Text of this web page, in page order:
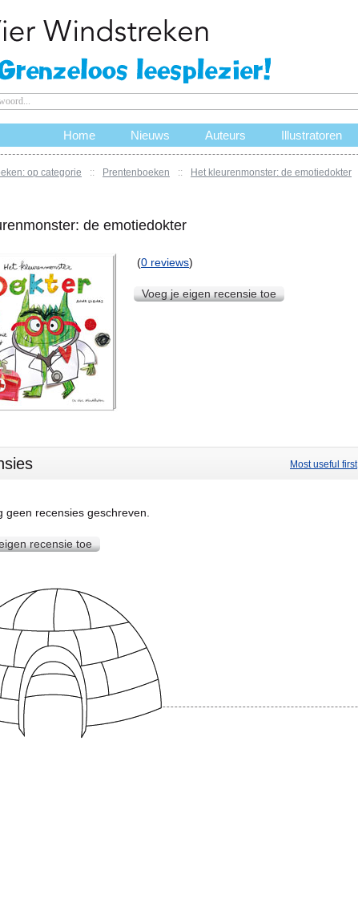
op categorie :: Prentenboeken :: Het kleurenmonster: de emotiedokter
de emotiedokter
(0 reviews)
Voeg je eigen recensie toe
Most useful first
geen recensies geschreven.
recensie toe
Home Nieuws Auteurs Illustratoren